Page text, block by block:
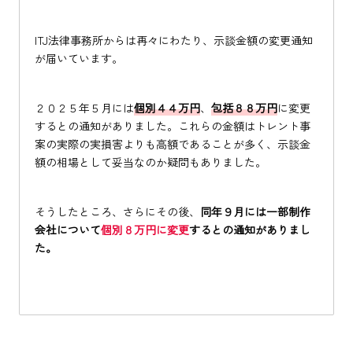
ITJ法律事務所からは再々にわたり、示談金額の変更通知
が届いています。
２０２５年５月には個別４４万円、包括８８万円に変更
するとの通知がありました。これらの金額はトレント事
案の実際の実損害よりも高額であることが多く、示談金
額の相場として妥当なのか疑問もありました。
そうしたところ、さらにその後、 同年９月には一部制作
会社について個別８万円に変更するとの通知がありまし
た。